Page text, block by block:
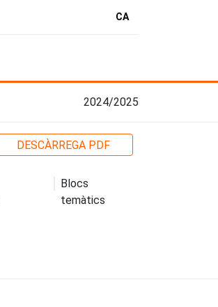
CA
2024/2025
DESCÀRREGA PDF
Blocs
temàtics